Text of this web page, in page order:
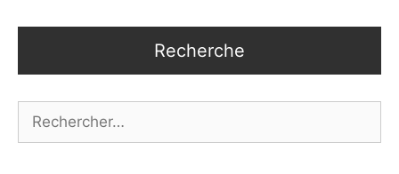
Recherche